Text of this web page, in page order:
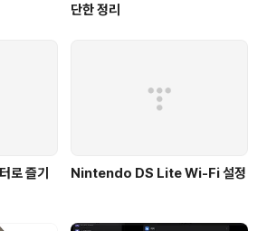
단한 정리
로 즐기
Nintendo DS Lite Wi-Fi 설정